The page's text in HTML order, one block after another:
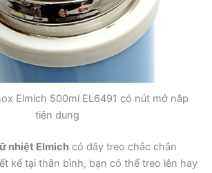
Elmich 500ml EL6491 có nút mở nắp
tiện dung
nhiệt Elmichcó dây treo chắc chắn
kế tại thân bình, bạn có thể treo lên hay